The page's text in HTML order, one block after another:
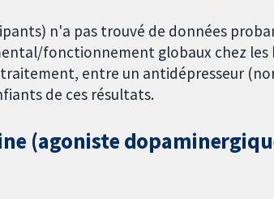
n'a pas trouvé de données
fonctionnement globaux chez
traitement, entre un antidépresseur
de ces résultats.
(agoniste